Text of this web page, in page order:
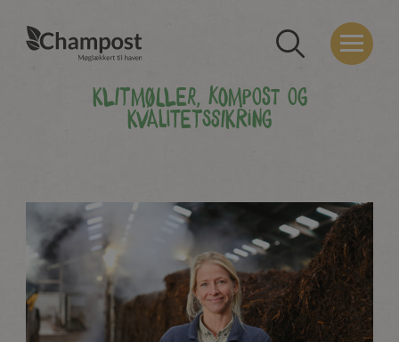
Klitmøller, Kompost og
Kvalitetssikring